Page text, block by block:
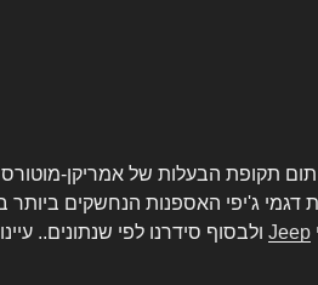
1970 ועד תום תקופת הבעלות של אמריקן-
דגמי ג'יפי האספנות הנחשקים
Jeep ולבסוף סידרנו לפי שנתונים..